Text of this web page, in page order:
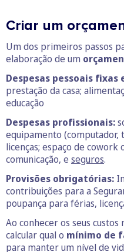
Criar um
Um dos primeiros passos
elaboração de um
Despesas pessoais fixas
prestação da casa;
educação
Despesas profissionais:
equipamento (computador,
licenças; espaço de
comunicação, e seguros.
Provisões obrigatórias:
contribuições para a
poupança para férias,
Ao conhecer os seus
calcular qual o mínimo de
para manter um nível de